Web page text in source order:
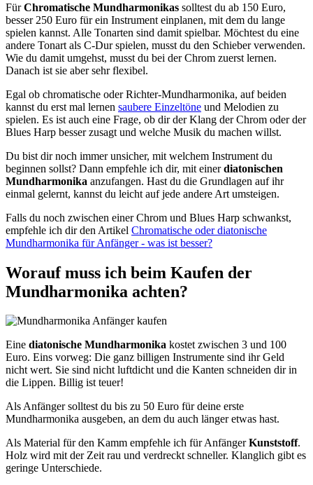
FürChromatische Mundharmonikas solltest du ab 150 Euro,
besser 250 Euro für ein Instrument einplanen, mit dem du lange
spielen kannst. Alle Tonarten sind damit spielbar. Möchtest du eine
andere Tonart als C-Dur spielen, musst du den Schieber verwenden.
Wie du damit umgehst, musst du bei der Chrom zuerst lernen.
Danach ist sie aber sehr flexibel.
Egal ob chromatische oder Richter-Mundharmonika, auf beiden
kannst du erst mal lernen saubere Einzeltöne und Melodien zu
spielen. Es ist auch eine Frage, ob dir der Klang der Chrom oder der
Blues Harp besser zusagt und welche Musik du machen willst.
Du bist dir noch immer unsicher, mit welchem Instrument du
beginnen sollst? Dann empfehle ich dir, mit einerdiatonischen
Mundharmonika anzufangen. Hast du die Grundlagen auf ihr
einmal gelernt, kannst du leicht auf jede andere Art umsteigen.
Falls du noch zwischen einer Chrom und Blues Harp schwankst,
empfehle ich dir den Artikel Chromatische oder diatonische
Mundharmonika für Anfänger - was ist besser?
Worauf muss ich beim Kaufen der
Mundharmonika achten?
Eine diatonische Mundharmonika kostet zwischen 3 und 100
Euro. Eins vorweg: Die ganz billigen Instrumente sind ihr Geld
nicht wert. Sie sind nicht luftdicht und die Kanten schneiden dir in
die Lippen. Billig ist teuer!
Als Anfänger solltest du bis zu 50 Euro für deine erste
Mundharmonika ausgeben, an dem du auch länger etwas hast.
Als Material für den Kamm empfehle ich für AnfängerKunststoff.
Holz wird mit der Zeit rau und verdreckt schneller. Klanglich gibt es
geringe Unterschiede.